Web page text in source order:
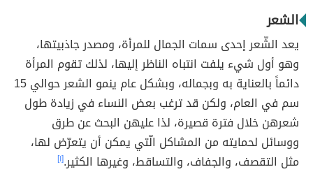
الشعر
يعد الشّعر إحدى سمات الجمال للمرأة، ومصدر جاذبيتها،
وهو أول شيء يلفت انتباه الناظر إليها، لذلك تقوم المرأة
دائماً بالعناية به وبجماله، وبشكل عام ينمو الشعر حوالي 15
سم في العام، ولكن قد ترغب بعض النساء في زيادة طول
شعرهن خلال فترة قصيرة، لذا عليهن البحث عن طرق
ووسائل لحمايته من المشاكل الّتي يمكن أن يتعرّض لها،
مثل التقصف، والجفاف، والتساقط، وغيرها الكثير.[١]